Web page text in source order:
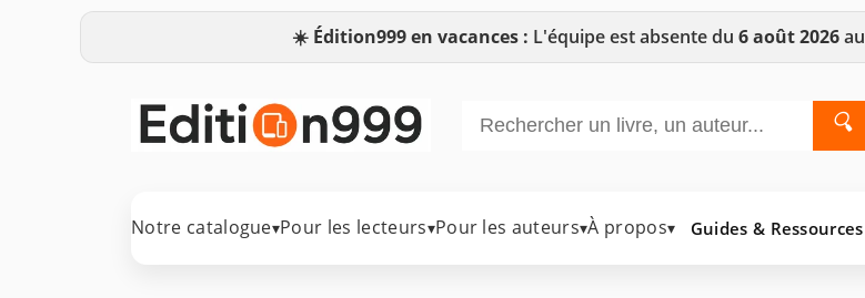
☀️ Édition999 en vacances : L'équipe est absente du 6 août 2026au
🔍
Notre catalogue▾Pour les lecteurs▾Pour les auteurs▾À propos▾ Guides & Ressources